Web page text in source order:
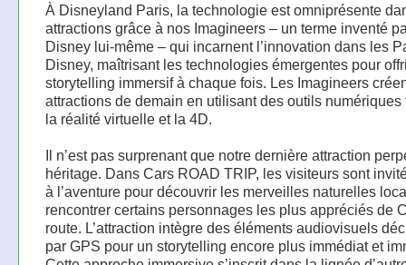
À Disneyland Paris, la technologie est omniprésente
attractions grâce à nos Imagineers – un terme inventé
Disney lui-même – qui incarnent l’innovation dans les
Disney, maîtrisant les technologies émergentes pour
storytelling immersif à chaque fois. Les Imagineers
attractions de demain en utilisant des outils numériques
la réalité virtuelle et la 4D.
Il n’est pas surprenant que notre dernière attraction
héritage. Dans Cars ROAD TRIP, les visiteurs sont
à l’aventure pour découvrir les merveilles naturelles
rencontrer certains personnages les plus appréciés de
route. L’attraction intègre des éléments audiovisuels
par GPS pour un storytelling encore plus immédiat et